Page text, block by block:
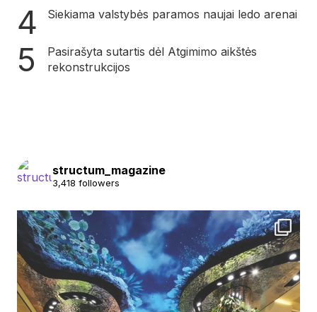
Siekiama valstybės paramos naujai ledo arenai
Pasirašyta sutartis dėl Atgimimo aikštės
rekonstrukcijos
structum_magazine
3,418 followers